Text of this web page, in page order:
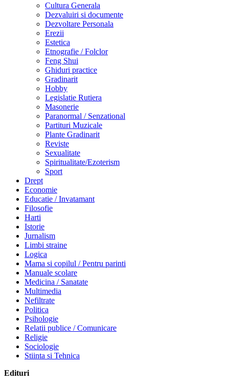
Cultura Generala
Dezvaluiri si documente
Dezvoltare Personala
Erezii
Estetica
Etnografie / Folclor
Feng Shui
Ghiduri practice
Gradinarit
Hobby
Legislatie Rutiera
Masonerie
Paranormal / Senzational
Partituri Muzicale
Plante Gradinarit
Reviste
Sexualitate
Spiritualitate/Ezoterism
Sport
Drept
Economie
Educatie / Invatamant
Filosofie
Harti
Istorie
Jurnalism
Limbi straine
Logica
Mama si copilul / Pentru parinti
Manuale scolare
Medicina / Sanatate
Multimedia
Nefiltrate
Politica
Psihologie
Relatii publice / Comunicare
Religie
Sociologie
Stiinta si Tehnica
Edituri